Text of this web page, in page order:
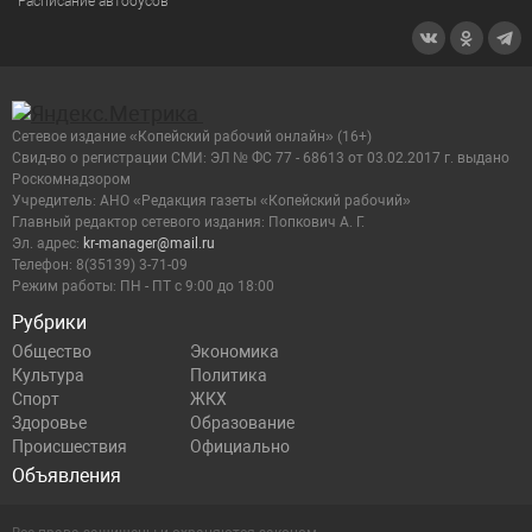
Рубрики
Общество
Экономика
Культура
Политика
Спорт
ЖКХ
Здоровье
Образование
Происшествия
Официально
Объявления
Сетевое издание «Копейский рабочий онлайн» (16+)
Cвид-во о регистрации СМИ: ЭЛ № ФС 77 - 68613 от 03.02.2017 г. выдано
Роскомнадзором
Учредитель: АНО «Редакция газеты «Копейский рабочий»
Главный редактор сетевого издания: Попкович А. Г.
Эл. адрес: kr-manager@mail.ru
Телефон: 8(35139) 3-71-09
Режим работы: ПН - ПТ с 9:00 до 18:00